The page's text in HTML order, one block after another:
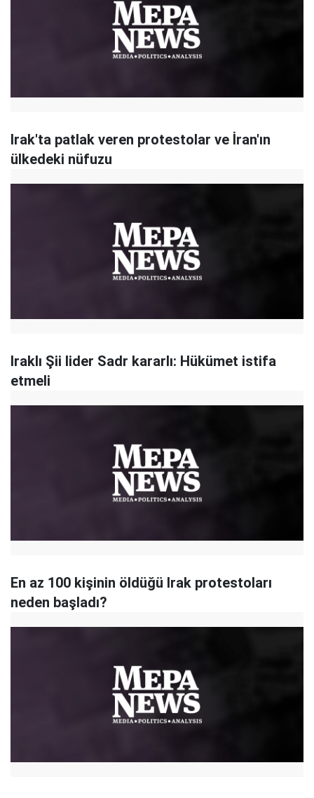
Irak'ta patlak veren protestolar ve İran'ın
ülkedeki nüfuzu
Iraklı Şii lider Sadr kararlı: Hükümet istifa
etmeli
En az 100 kişinin öldüğü Irak protestoları
neden başladı?